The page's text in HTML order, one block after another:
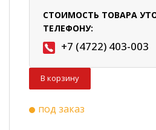
СТОИМОСТЬ ТОВАРА
ТЕЛЕФОНУ:
+7 (4722) 403-003
В корзину
под заказ